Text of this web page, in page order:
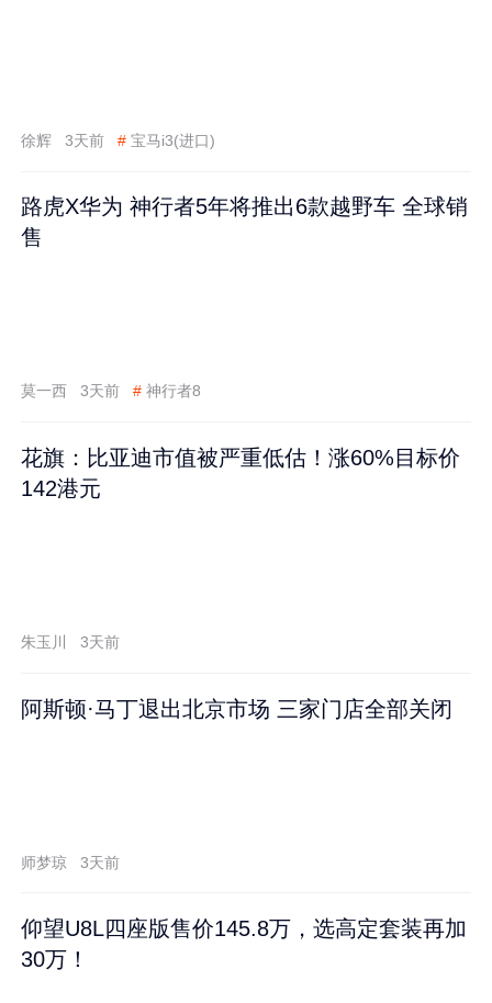
徐辉 3天前 # 宝马i3(进口)
路虎X华为 神行者5年将推出6款越野车 全球销
售
莫一西 3天前 # 神行者8
花旗：比亚迪市值被严重低估！涨60%目标价
142港元
朱玉川 3天前
阿斯顿·马丁退出北京市场 三家门店全部关闭
师梦琼 3天前
仰望U8L四座版售价145.8万，选高定套装再加
30万！